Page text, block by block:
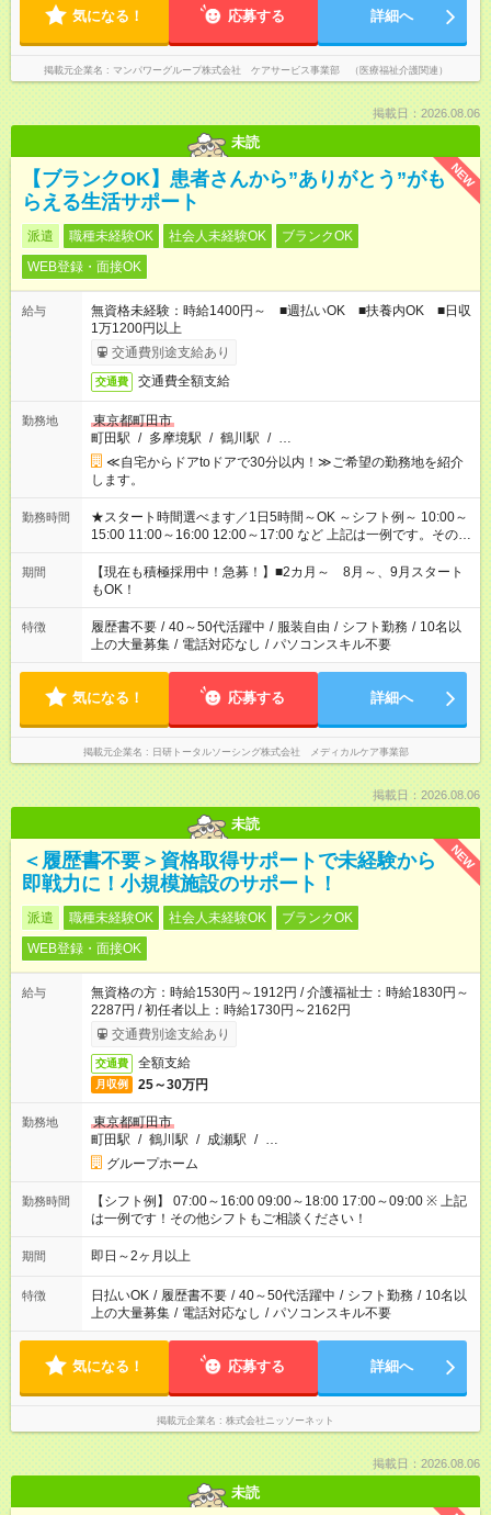
気になる！ 応募する 詳細へ
掲載元企業名 マンパワーグループ株式会社 ケアサービス事業部 （医療福祉介護関連）
掲載日：2026.08.06
未読
NEW
【ブランクOK】患者さんから”ありがとう”がも
らえる生活サポート
派遣 職種未経験OK 社会人未経験OK
ブランクOK
WEB登録・面接OK
給与
無資格未経験：時給1400円～ ■週払いOK ■扶養内OK ■日収
1万1200円以上
交通費別途支給あり
交通費 交通費全額支給
勤務地
東京都町田市
町田駅 / 多摩境駅 / 鶴川駅 / …
≪自宅からドアtoドアで30分以内！≫ご希望の勤務地を紹介
します。
勤務時間
★スタート時間選べます／1日5時間～OK ～シフト例～ 10:00～
15:00 11:00～16:00 12:00～17:00 など 上記は一例です。その他
シフトもご相談ください。 ※Wワークの場合当社と合わせて法
定労働時間が週40時間を超えなければOKです。
期間
【現在も積極採用中！急募！】■2カ月～ 8月～、9月スタート
もOK！
特徴 履歴書不要 / 40～50代活躍中 / 服装自由 / シフト勤務 / 10名以
上の大量募集 / 電話対応なし / パソコンスキル不要
気になる！ 応募する 詳細へ
掲載元企業名 日研トータルソーシング株式会社 メディカルケア事業部
掲載日：2026.08.06
未読
NEW
＜履歴書不要＞資格取得サポートで未経験から
即戦力に！小規模施設のサポート！
派遣 職種未経験OK 社会人未経験OK
ブランクOK
WEB登録・面接OK
給与
無資格の方：時給1530円～1912円 / 介護福祉士：時給1830円～
2287円 / 初任者以上：時給1730円～2162円
交通費別途支給あり
交通費 全額支給
月収例 25～30万円
勤務地
東京都町田市
町田駅 / 鶴川駅 / 成瀬駅 / …
グループホーム
勤務時間
【シフト例】 07:00～16:00 09:00～18:00 17:00～09:00 ※ 上記
は一例です！その他シフトもご相談ください！
期間 即日～2ヶ月以上
特徴 日払いOK / 履歴書不要 / 40～50代活躍中 / シフト勤務 / 10名以
上の大量募集 / 電話対応なし / パソコンスキル不要
気になる！ 応募する 詳細へ
掲載元企業名 株式会社ニッソーネット
掲載日：2026.08.06
未読